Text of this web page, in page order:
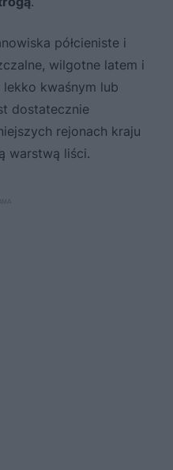
półcieniste i
wilgotne latem i
kwaśnym lub
dostatecznie
rejonach kraju
warstwą liści.